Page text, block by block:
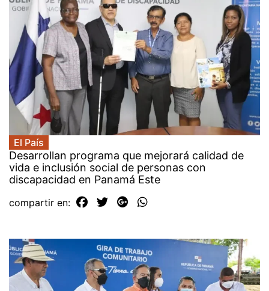
El País
Desarrollan programa que mejorará calidad de
vida e inclusión social de personas con
discapacidad en Panamá Este
compartir en: